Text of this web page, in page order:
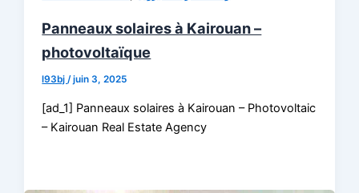
Panneaux solaires à Kairouan –
photovoltaïque
l93bj/juin 3, 2025
[ad_1] Panneaux solaires à Kairouan – Photovoltaic
– Kairouan Real Estate Agency